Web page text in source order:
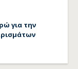
για την